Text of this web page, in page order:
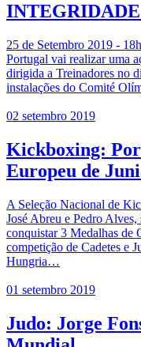
25 de Setembro 2019 -
Portugal vai realizar uma
dirigida a Treinadores no
instalações do Comité
02 setembro 2019
Kickboxing:
Europeu de
A Seleção Nacional de
José Abreu e Pedro
conquistar 3 Medalhas de
competição de Cadetes e
Hungria…
01 setembro 2019
Judo: Jorge